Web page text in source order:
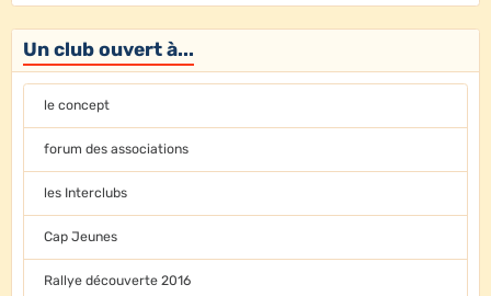
Un club ouvert à...
le concept
forum des associations
les Interclubs
Cap Jeunes
Rallye découverte 2016